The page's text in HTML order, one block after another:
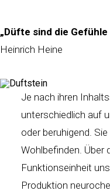
„Düfte sind die Gefühle
Heinrich Heine
Je nach ihren
unterschiedlich auf
oder beruhigend.
Wohlbefinden. Über
Funktionseinheit
Produktion